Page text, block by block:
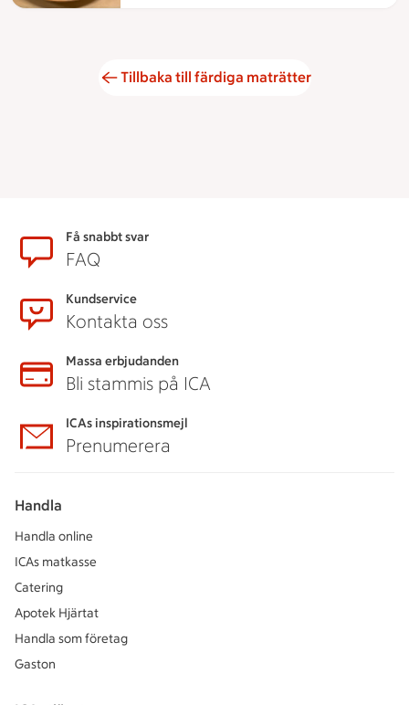
Tillbaka till färdiga maträtter
SidfotFå snabbt svar
FAQ
Kundservice
Kontakta oss
Massa erbjudanden
Bli stammis på ICA
ICAs inspirationsmejl
Prenumerera
Handla
Handla online
ICAs matkasse
Catering
Apotek Hjärtat
Handla som företag
Gaston